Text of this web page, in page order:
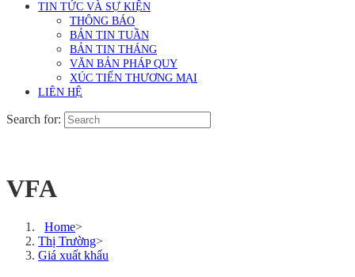
TIN TỨC VÀ SỰ KIỆN
THÔNG BÁO
BẢN TIN TUẦN
BẢN TIN THÁNG
VĂN BẢN PHÁP QUY
XÚC TIẾN THƯƠNG MẠI
LIÊN HỆ
Search for:
VFA
Home>
Thị Trường>
Giá xuất khẩu